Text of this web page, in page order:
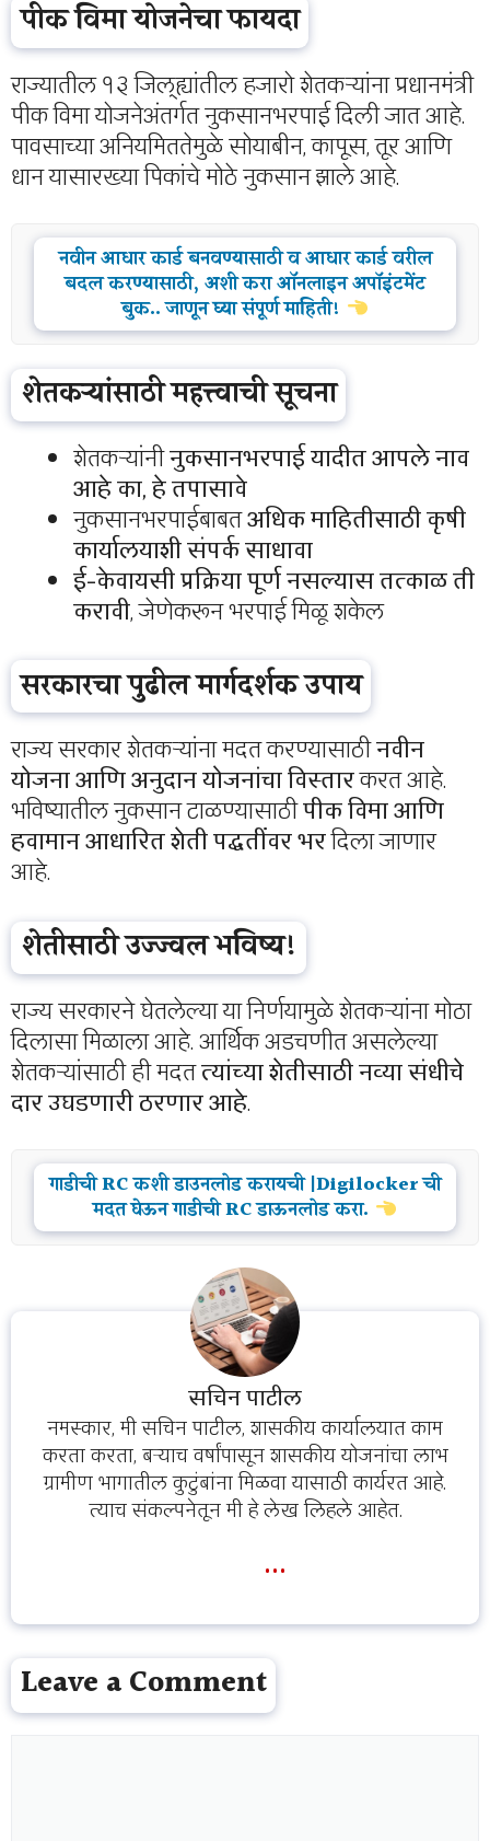
पीक विमा योजनेचा फायदा
राज्यातील १३ जिल्ह्यांतील हजारो शेतकऱ्यांना प्रधानमंत्री
पीक विमा योजनेअंतर्गत नुकसानभरपाई दिली जात आहे.
पावसाच्या अनियमिततेमुळे सोयाबीन, कापूस, तूर आणि
धान यासारख्या पिकांचे मोठे नुकसान झाले आहे.
नवीन आधार कार्ड बनवण्यासाठी व आधार कार्ड वरील
बदल करण्यासाठी, अशी करा ऑनलाइन अपॉइंटमेंट
बुक.. जाणून घ्या संपूर्ण माहिती!
शेतकऱ्यांसाठी महत्त्वाची सूचना
शेतकऱ्यांनीनुकसानभरपाई यादीत आपले नाव
आहे का, हे तपासावे
नुकसानभरपाईबाबतअधिक माहितीसाठी कृषी
कार्यालयाशी संपर्क साधावा
ई-केवायसी प्रक्रिया पूर्ण नसल्यास तत्काळ ती
करावी, जेणेकरून भरपाई मिळू शकेल
सरकारचा पुढील मार्गदर्शक उपाय
राज्य सरकार शेतकऱ्यांना मदत करण्यासाठीनवीन
योजना आणि अनुदान योजनांचा विस्तारकरत आहे.
भविष्यातील नुकसान टाळण्यासाठीपीक विमा आणि
हवामान आधारित शेती पद्धतींवर भरदिला जाणार
आहे.
शेतीसाठी उज्ज्वल भविष्य!
राज्य सरकारने घेतलेल्या या निर्णयामुळे शेतकऱ्यांना मोठा
दिलासा मिळाला आहे. आर्थिक अडचणीत असलेल्या
शेतकऱ्यांसाठी ही मदतत्यांच्या शेतीसाठी नव्या संधीचे
दार उघडणारी ठरणार आहे.
गाडीची RC कशी डाउनलोड करायची |Digilocker ची
मदत घेऊन गाडीची RC डाऊनलोड करा.
सचिन पाटील
नमस्कार, मी सचिन पाटील, शासकीय कार्यालयात काम
करता करता, बऱ्याच वर्षांपासून शासकीय योजनांचा लाभ
ग्रामीण भागातील कुटुंबांना मिळवा यासाठी कार्यरत आहे.
त्याच संकल्पनेतून मी हे लेख लिहले आहेत.
...
Leave a Comment